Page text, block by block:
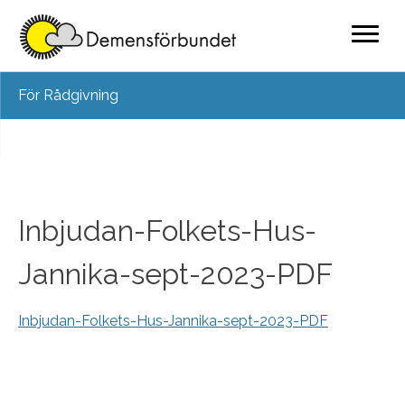
content
För Rådgivning
Inbjudan-Folkets-Hus-
Jannika-sept-2023-PDF
Inbjudan-Folkets-Hus-Jannika-sept-2023-PDF